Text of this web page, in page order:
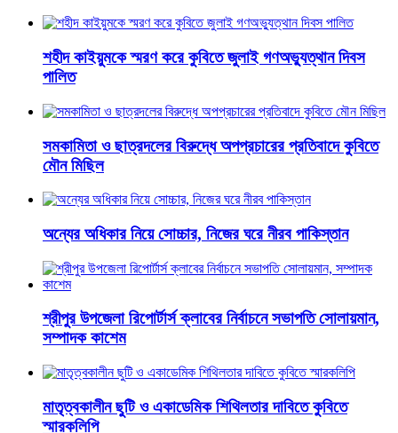
শহীদ কাইয়ুমকে স্মরণ করে কুবিতে জুলাই গণঅভ্যুত্থান দিবস
পালিত
সমকামিতা ও ছাত্রদলের বিরুদ্ধে অপপ্রচারের প্রতিবাদে কুবিতে
মৌন মিছিল
অন্যের অধিকার নিয়ে সোচ্চার, নিজের ঘরে নীরব পাকিস্তান
শ্রীপুর উপজেলা রিপোর্টার্স ক্লাবের নির্বাচনে সভাপতি সোলায়মান,
সম্পাদক কাশেম
মাতৃত্বকালীন ছুটি ও একাডেমিক শিথিলতার দাবিতে কুবিতে
স্মারকলিপি